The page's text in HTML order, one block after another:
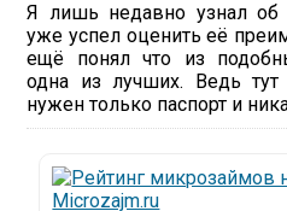
Я лишь недавно узнал об
уже успел оценить её
ещё понял что из
одна из лучших. Ведь тут
нужен только паспорт и